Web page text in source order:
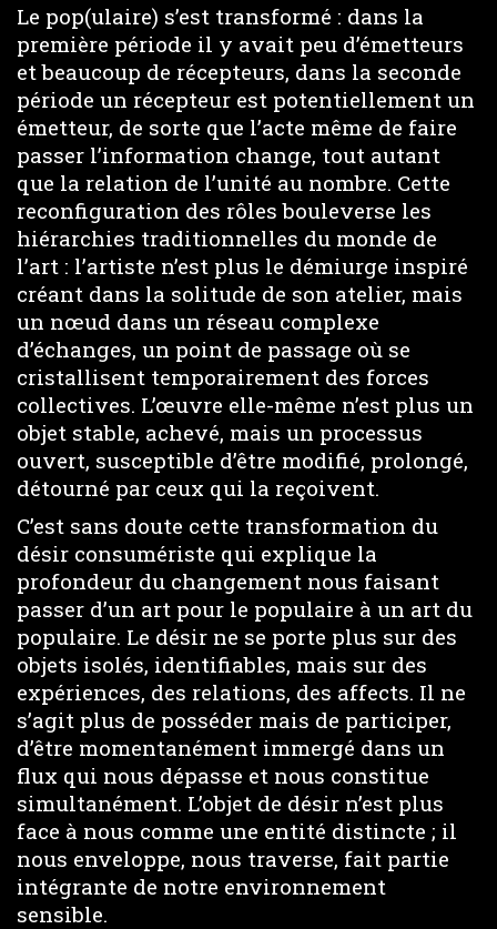
Le pop(ulaire) s’est transformé : dans la
première période il y avait peu d’émetteurs
et beaucoup de récepteurs, dans la seconde
période un récepteur est potentiellement un
émetteur, de sorte que l’acte même de faire
passer l’information change, tout autant
que la relation de l’unité au nombre. Cette
reconfiguration des rôles bouleverse les
hiérarchies traditionnelles du monde de
l’art : l’artiste n’est plus le démiurge inspiré
créant dans la solitude de son atelier, mais
un nœud dans un réseau complexe
d’échanges, un point de passage où se
cristallisent temporairement des forces
collectives. L’œuvre elle-même n’est plus un
objet stable, achevé, mais un processus
ouvert, susceptible d’être modifié, prolongé,
détourné par ceux qui la reçoivent.
C’est sans doute cette transformation du
désir consumériste qui explique la
profondeur du changement nous faisant
passer d’un art pour le populaire à un art du
populaire. Le désir ne se porte plus sur des
objets isolés, identifiables, mais sur des
expériences, des relations, des affects. Il ne
s’agit plus de posséder mais de participer,
d’être momentanément immergé dans un
flux qui nous dépasse et nous constitue
simultanément. L’objet de désir n’est plus
face à nous comme une entité distincte ; il
nous enveloppe, nous traverse, fait partie
intégrante de notre environnement
sensible.